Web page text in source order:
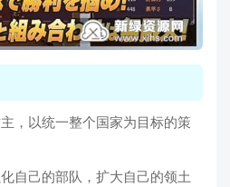
，以统一整个国家为目标的策
自己的部队，扩大自己的领土